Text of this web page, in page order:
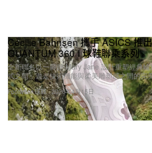
Footwear 球鞋
Cecilie Bahnsen 攜手 ASICS 推
QUANTUM 360 I 球鞋聯乘系列
全新聯名以一腳蹬 Mary Jane 設計重塑經典
式之間，遊走技術機能與柔美雕塑感之間的完
2026年4月15日